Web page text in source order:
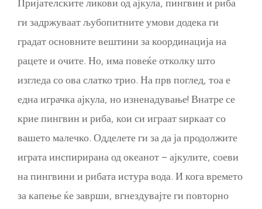
ги задржуваат љубопитните умови додека ги
градат основните вештини за координација на
рацете и очите. Но, има повеќе отколку што
изгледа со ова слатко трио. На прв поглед, тоа е
една играчка ајкула, но изненадување! Внатре се
крие пингвин и риба, кои си играат ѕиркаат со
вашето малечко. Одделете ги за да ја продолжите
играта инспирирана од океанот – ајкулите, соеви
на пингвини и рибата истура вода. И кога времето
за капење ќе заврши, вгнездувајте ги повторно